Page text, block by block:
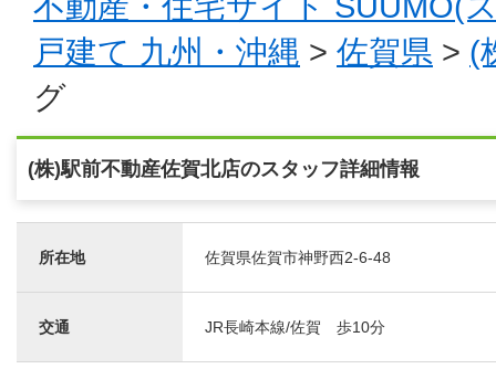
戸建て 九州・沖縄 > 佐賀県 > (
グ
(株)駅前不動産佐賀北店のスタッフ詳細情報
所在地 佐賀県佐賀市神野西2-6-48
交通 JR長崎本線/佐賀 歩10分